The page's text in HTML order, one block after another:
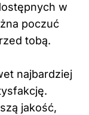
w
poczuć
tobą.
najbardziej
jakość,